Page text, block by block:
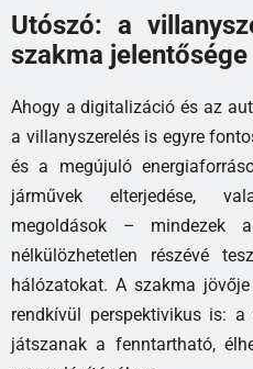
Utószó: a
szakma jelentősége
Ahogy a digitalizáció és az
a villanyszerelés is egyre
és a megújuló
járművek elterjedése,
megoldások – mindezek
nélkülözhetetlen részévé
hálózatokat. A szakma
rendkívül perspektivikus is: a
játszanak a fenntartható,